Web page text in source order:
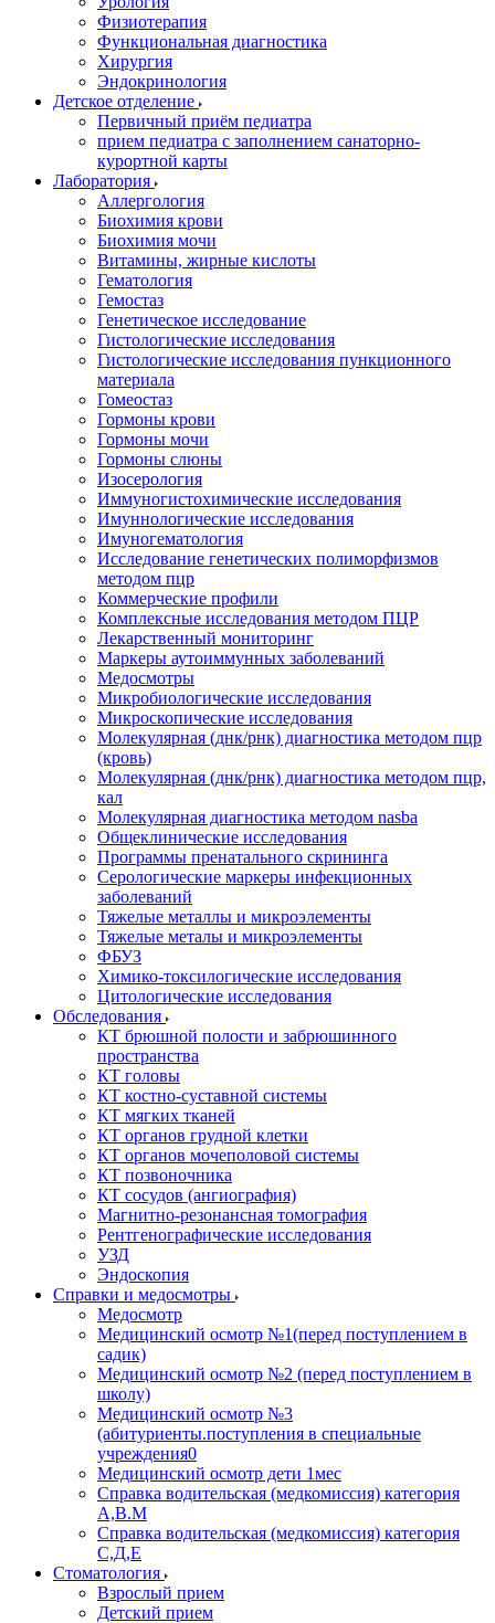
Физиотерапия
Функциональная диагностика
Хирургия
Эндокринология
Детское отделение
Первичный приём педиатра
прием педиатра с заполнением санаторно-
курортной карты
Лаборатория
Аллергология
Биохимия крови
Биохимия мочи
Витамины, жирные кислоты
Гематология
Гемостаз
Генетическое исследование
Гистологические исследования
Гистологические исследования пункционного
материала
Гомеостаз
Гормоны крови
Гормоны мочи
Гормоны слюны
Изосерология
Иммуногистохимические исследования
Имуннологические исследования
Имуногематология
Исследование генетических полиморфизмов
методом пцр
Коммерческие профили
Комплексные исследования методом ПЦР
Лекарственный мониторинг
Маркеры аутоиммунных заболеваний
Медосмотры
Микробиологические исследования
Микроскопические исследования
Молекулярная (днк/рнк) диагностика методом пцр
(кровь)
Молекулярная (днк/рнк) диагностика методом пцр,
кал
Молекулярная диагностика методом nasba
Общеклинические исследования
Программы пренатального скрининга
Серологические маркеры инфекционных
заболеваний
Тяжелые металлы и микроэлементы
Тяжелые металы и микроэлементы
ФБУЗ
Химико-токсилогические исследования
Цитологические исследования
Обследования
КТ брюшной полости и забрюшинного
пространства
КТ головы
КТ костно-суставной системы
КТ мягких тканей
КТ органов грудной клетки
КТ органов мочеполовой системы
КТ позвоночника
КТ сосудов (ангиография)
Магнитно-резонансная томография
Рентгенографические исследования
УЗД
Эндоскопия
Справки и медосмотры
Медосмотр
Медицинский осмотр №1(перед поступлением в
садик)
Медицинский осмотр №2 (перед поступлением в
школу)
Медицинский осмотр №3
(абитуриенты.поступления в специальные
учреждения0
Медицинский осмотр дети 1мес
Справка водительская (медкомиссия) категория
А,В.М
Справка водительская (медкомиссия) категория
С,Д,Е
Стоматология
Взрослый прием
Детский прием